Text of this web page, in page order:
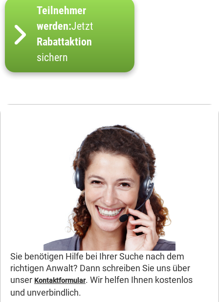
Teilnehmer
werden:Jetzt
Rabattaktion
sichern
Sie benötigen Hilfe bei Ihrer Suche nach dem
richtigen Anwalt? Dann schreiben Sie uns über
unser Kontaktformular. Wir helfen Ihnen kostenlos
und unverbindlich.